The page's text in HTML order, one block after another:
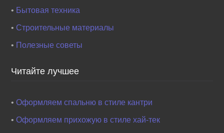
• Бытовая техника
•Строительные материалы
• Полезные советы
Читайте лучшее
•Оформляем спальню в стиле кантри
•Оформляем прихожую в стиле хай-тек